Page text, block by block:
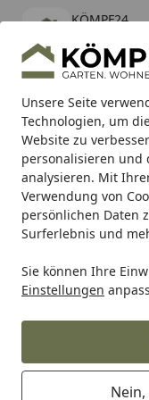
Unsere Seite
Technologien, um
Website zu
personalisieren und
analysieren. Mit
Verwendung von
persönlichen Daten
Surferlebnis und
Sie können Ihre
Einstellungen
KÖMPF24
kostenlos - Im
Alle Produkte
Mein Konto
Suchen
Karibu Pools
Starterset
Startseite
Honda
Honda